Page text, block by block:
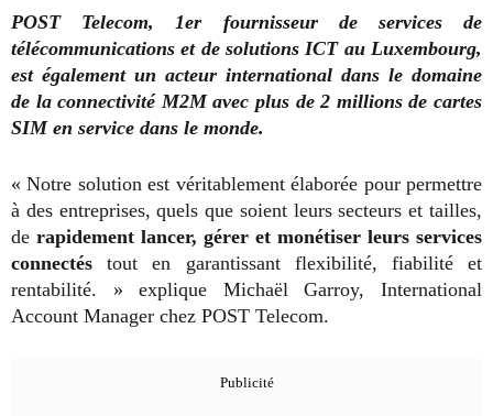
POST Telecom, 1er fournisseur de services de
télécommunications et de solutions ICT au Luxembourg,
est également un acteur international dans le domaine
de la connectivité M2M avec plus de 2 millions de cartes
SIM en service dans le monde.
« Notre solution est véritablement élaborée pour permettre
à des entreprises, quels que soient leurs secteurs et tailles,
de rapidement lancer, gérer et monétiser leurs services
connectés tout en garantissant flexibilité, fiabilité et
rentabilité. » explique Michaël Garroy, International
Account Manager chez POST Telecom.